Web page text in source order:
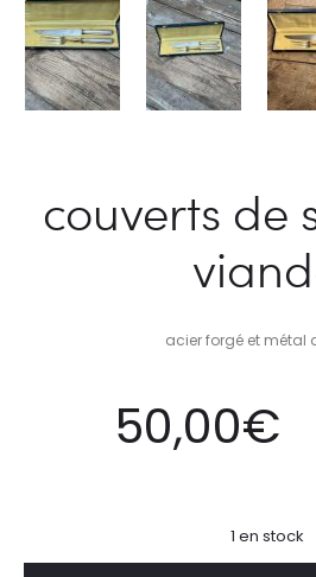
couverts de
acier forgé et métal
Le
prix
50,00€
1 en stock